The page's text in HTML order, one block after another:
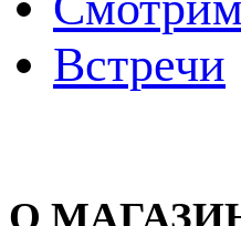
Встречи
О